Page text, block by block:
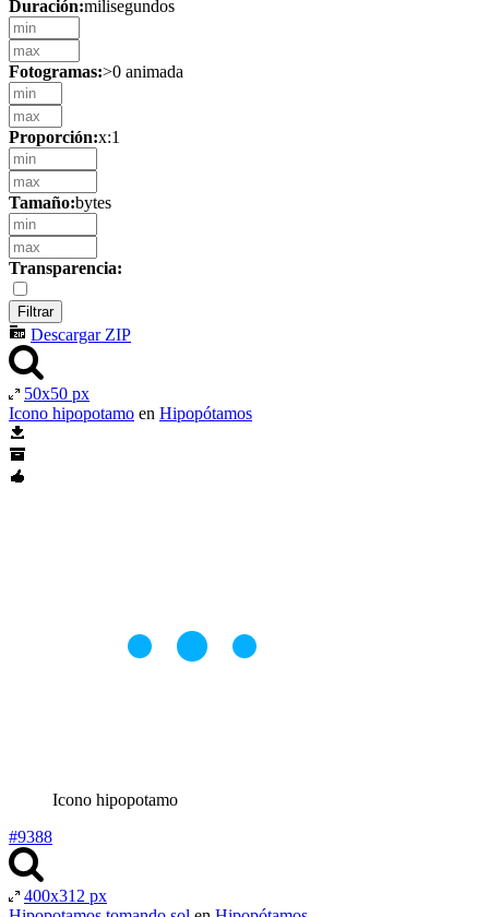
Duración:milisegundos
Fotogramas:>0 animada
Proporción:x:1
Tamaño:bytes
Transparencia:
Descargar ZIP
50x50 px
Icono hipopotamo en Hipopótamos
Icono hipopotamo
#9388
400x312 px